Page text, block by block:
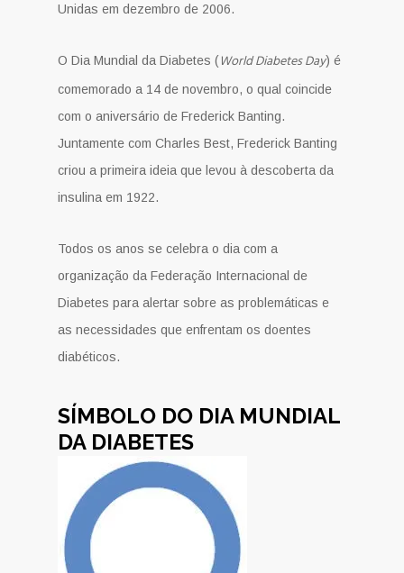
Unidas em dezembro de 2006.
O Dia Mundial da Diabetes (World Diabetes Day) é
comemorado a 14 de novembro, o qual coincide
com o aniversário de Frederick Banting.
Juntamente com Charles Best, Frederick Banting
criou a primeira ideia que levou à descoberta da
insulina em 1922.
Todos os anos se celebra o dia com a
organização da Federação Internacional de
Diabetes para alertar sobre as problemáticas e
as necessidades que enfrentam os doentes
diabéticos.
SÍMBOLO DO DIA MUNDIAL
DA DIABETES